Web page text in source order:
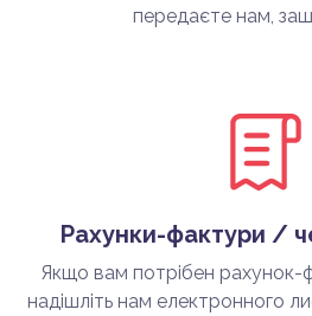
передаєте нам,
Рахунки-фактури /
Якщо вам потрібен рахунок-
надішліть нам електронного